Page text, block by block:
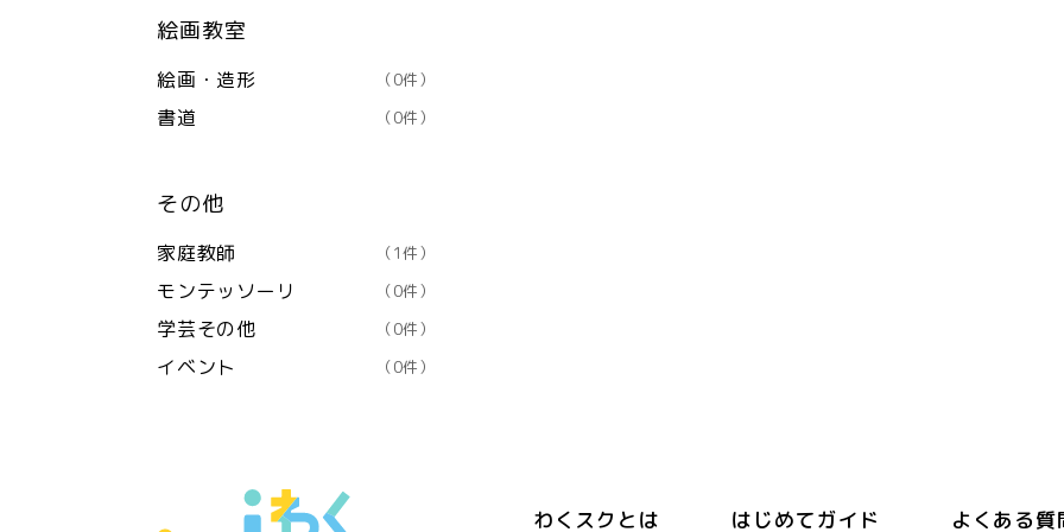
絵画教室
絵画・造形 （0件）
書道 （0件）
その他
家庭教師 （1件）
モンテッソーリ （0件）
学芸その他 （0件）
イベント （0件）
わくスクとは はじめてガイド よくある質